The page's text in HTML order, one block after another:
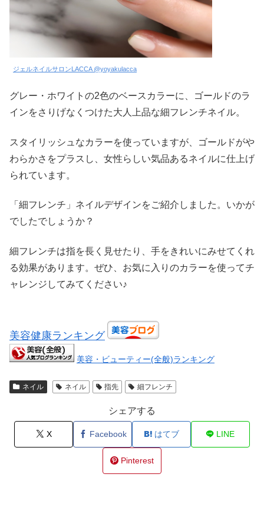
ジェルネイルサロンLACCA @yoyakulacca
グレー・ホワイトの2色のベースカラーに、ゴールドのラ
インをさりげなくつけた大人上品な細フレンチネイル。
スタイリッシュなカラーを使っていますが、ゴールドがや
わらかさをプラスし、女性らしい気品あるネイルに仕上げ
られています。
「細フレンチ」ネイルデザインをご紹介しました。いかが
でしたでしょうか？
細フレンチは指を長く見せたり、手をきれいにみせてくれ
る効果があります。ぜひ、お気に入りのカラーを使ってチ
ャレンジしてみてください♪
美容健康ランキング
美容・ビューティー(全般)ランキング
ネイル ネイル 指先 細フレンチ
シェアする
X Facebook はてブ LINE
Pinterest